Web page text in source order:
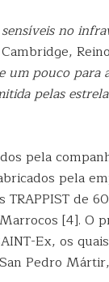
no
um pouco para
pelas
pela
pela
TRAPPIST de
[4]. O
Ex, os
Pedro